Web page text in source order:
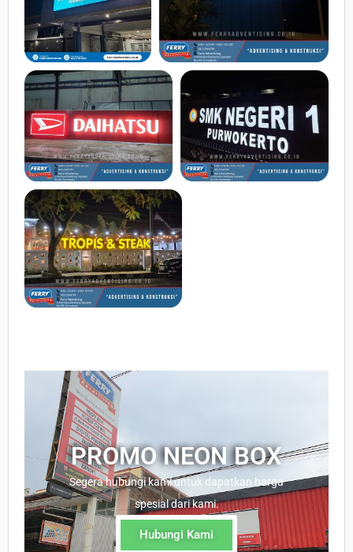
PROMO NEON BOX
Segera hubungi kami untuk dapatkan harga
spesial dari kami.
Hubungi Kami